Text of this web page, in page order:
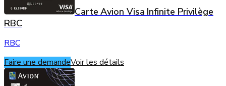
Carte Avion Visa Infinite Privilège
RBC
RBC
Faire une demandeVoir les détails